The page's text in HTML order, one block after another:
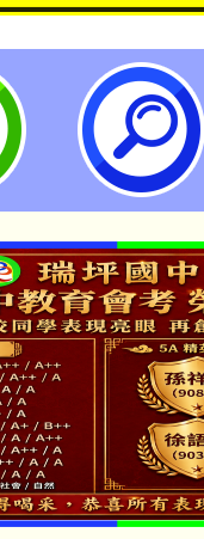
意四格漫
月6日-桃
、30在